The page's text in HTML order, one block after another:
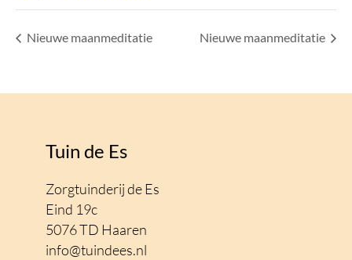
Nieuwe maanmeditatie Nieuwe maanmeditatie
Tuin de Es
Zorgtuinderij de Es
Eind 19c
5076 TD Haaren
info@tuindees.nl